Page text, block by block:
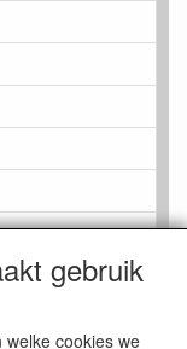
gebruik
cookies we